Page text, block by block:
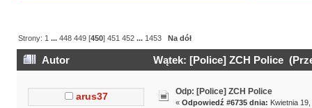
Strony: 1 ...448 449 [450]451 452 ... 1453 Na dół
Autor Wątek: [Police] ZCH Police
arus37 Odp: [Police] ZCH Police
« Odpowiedź #6735 dnia: Kwietnia